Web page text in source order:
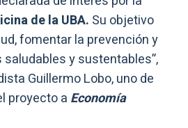
de la UBA. Su objetivo
fomentar la prevención y
y sustentables”,
Guillermo Lobo, uno de
proyecto a Economía